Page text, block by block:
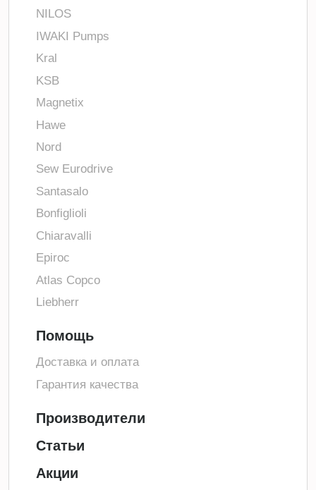
NILOS
IWAKI Pumps
Kral
KSB
Magnetix
Hawe
Nord
Sew Eurodrive
Santasalo
Bonfiglioli
Chiaravalli
Epiroc
Atlas Copco
Liebherr
Помощь
Доставка и оплата
Гарантия качества
Производители
Статьи
Акции